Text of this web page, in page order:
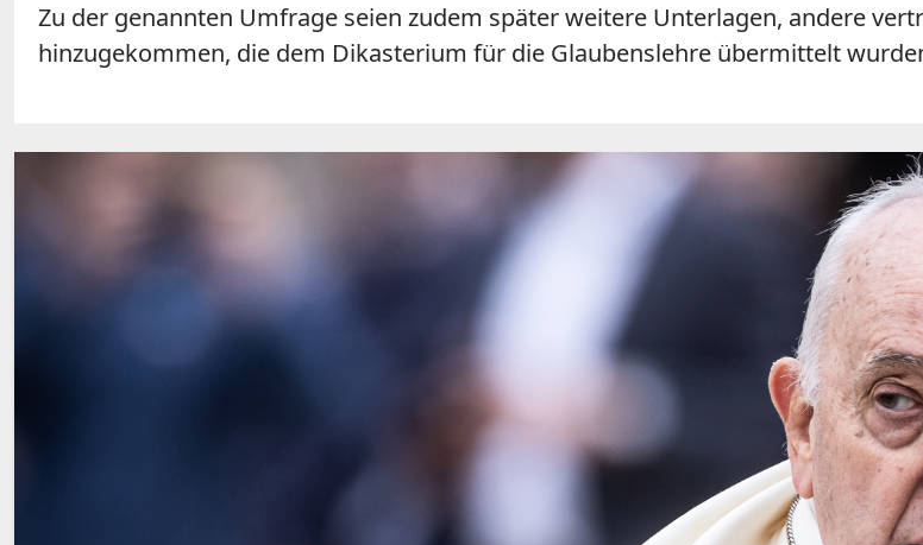
Zu der genannten Umfrage seien zudem später weitere Unterlagen, andere
hinzugekommen, die dem Dikasterium für die Glaubenslehre übermittelt